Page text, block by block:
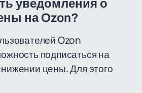
уведомления о
на Ozon?
Ozon
подписаться на
цены. Для этого